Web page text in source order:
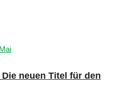
neuen Titel für den